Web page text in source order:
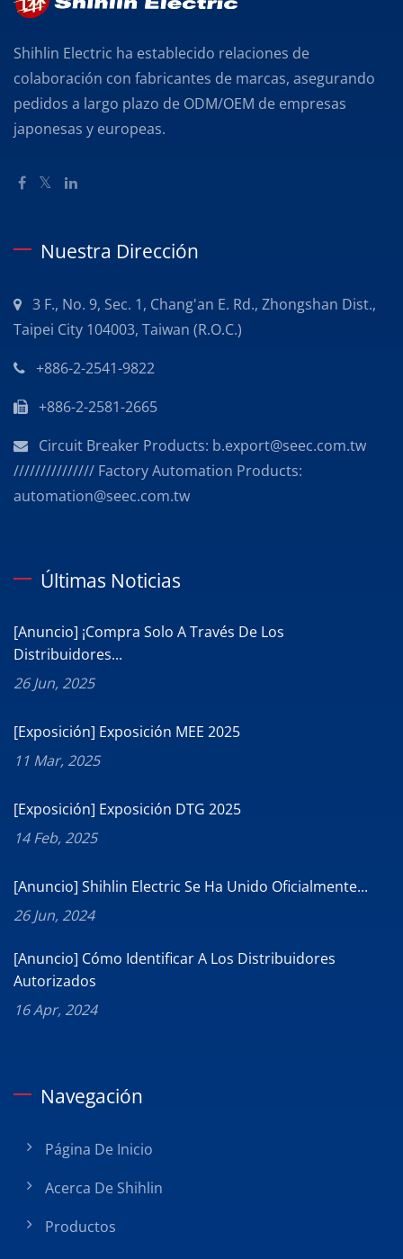
Shihlin Electric ha establecido relaciones de
colaboración con fabricantes de marcas, asegurando
pedidos a largo plazo de ODM/OEM de empresas
japonesas y europeas.
Nuestra Dirección
3 F., No. 9, Sec. 1, Chang'an E. Rd., Zhongshan Dist.,
Taipei City 104003, Taiwan (R.O.C.)
+886-2-2541-9822
+886-2-2581-2665
Circuit Breaker Products: b.export@seec.com.tw
/////////////// Factory Automation Products:
automation@seec.com.tw
Últimas Noticias
[Anuncio] ¡Compra Solo A Través De Los
Distribuidores...
26 Jun, 2025
[Exposición] Exposición MEE 2025
11 Mar, 2025
[Exposición] Exposición DTG 2025
14 Feb, 2025
[Anuncio] Shihlin Electric Se Ha Unido Oficialmente...
26 Jun, 2024
[Anuncio] Cómo Identificar A Los Distribuidores
Autorizados
16 Apr, 2024
Navegación
Página De Inicio
Acerca De Shihlin
Productos